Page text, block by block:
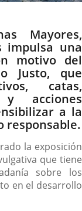
Mayores,
impulsa una
motivo del
Justo, que
catas,
y acciones
a la
responsable.
la exposición
que tiene
sobre los
en el desarrollo